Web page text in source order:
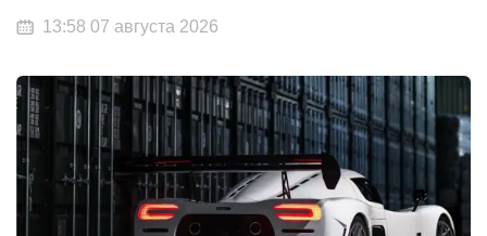
13:58 07 августа 2026